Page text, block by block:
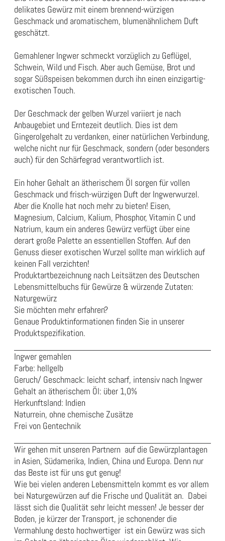
delikates Gewürz mit einem brennend-würzigen
Geschmack und aromatischem, blumenähnlichem Duft
geschätzt.
Gemahlener Ingwer schmeckt vorzüglich zu Geflügel,
Schwein, Wild und Fisch. Aber auch Gemüse, Brot und
sogar Süßspeisen bekommen durch ihn einen einzigartig-
exotischen Touch.
Der Geschmack der gelben Wurzel variiert je nach
Anbaugebiet und Erntezeit deutlich. Dies ist dem
Gingerolgehalt zu verdanken, einer natürlichen Verbindung,
welche nicht nur für Geschmack, sondern (oder besonders
auch) für den Schärfegrad verantwortlich ist.
Ein hoher Gehalt an ätherischem Öl sorgen für vollen
Geschmack und frisch-würzigen Duft der Ingwerwurzel.
Aber die Knolle hat noch mehr zu bieten! Eisen,
Magnesium, Calcium, Kalium, Phosphor, Vitamin C und
Natrium, kaum ein anderes Gewürz verfügt über eine
derart große Palette an essentiellen Stoffen. Auf den
Genuss dieser exotischen Wurzel sollte man wirklich auf
keinen Fall verzichten!
Produktartbezeichnung nach Leitsätzen des Deutschen
Lebensmittelbuchs für Gewürze & würzende Zutaten:
Naturgewürz
Sie möchten mehr erfahren?
Genaue Produktinformationen finden Sie in unserer
Produktspezifikation.
Ingwer gemahlen
Farbe: hellgelb
Geruch/ Geschmack: leicht scharf, intensiv nach Ingwer
Gehalt an ätherischem Öl: über 1,0%
Herkunftsland: Indien
Naturrein, ohne chemische Zusätze
Frei von Gentechnik
Wir gehen mit unseren Partnern auf die Gewürzplantagen
in Asien, Südamerika, Indien, China und Europa. Denn nur
das Beste ist für uns gut genug!
Wie bei vielen anderen Lebensmitteln kommt es vor allem
bei Naturgewürzen auf die Frische und Qualität an. Dabei
lässt sich die Qualität sehr leicht messen! Je besser der
Boden, je kürzer der Transport, je schonender die
Vermahlung desto hochwertiger ist ein Gewürz was sich